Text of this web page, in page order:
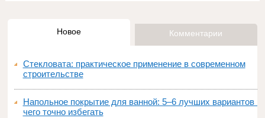
Новое Комментарии
Стекловата: практическое применение в современном
строительстве
Напольное покрытие для ванной: 5–6 лучших вариантов и
чего точно избегать